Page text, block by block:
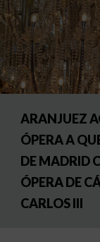
ARANJUEZ
ÓPERA A
DE MADRID
ÓPERA DE
CARLOS III